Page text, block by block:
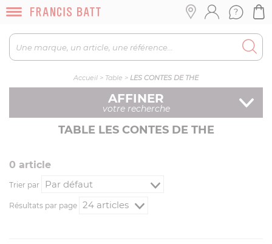
Accueil > Table > LES CONTES DE THE
AFFINER
votre recherche
TABLE LES CONTES DE THE
0 article
Trier par
Résultats par page